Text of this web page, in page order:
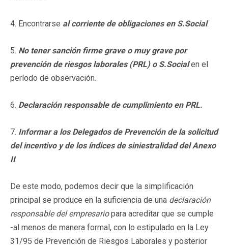
4. Encontrarse al corriente de obligaciones en S.Social.
5. No tener sanción firme grave o muy grave por
prevención de riesgos laborales (PRL) o S.Socialen el
período de observación.
6. Declaración responsable de cumplimiento en PRL.
7. Informar a los Delegados de Prevención de la solicitud
del incentivo y de los índices de siniestralidad del Anexo
II.
De este modo, podemos decir que la simplificación
principal se produce en la suficiencia de una declaración
responsable del empresariopara acreditar que se cumple
-al menos de manera formal, con lo estipulado en la Ley
31/95 de Prevención de Riesgos Laborales y posterior